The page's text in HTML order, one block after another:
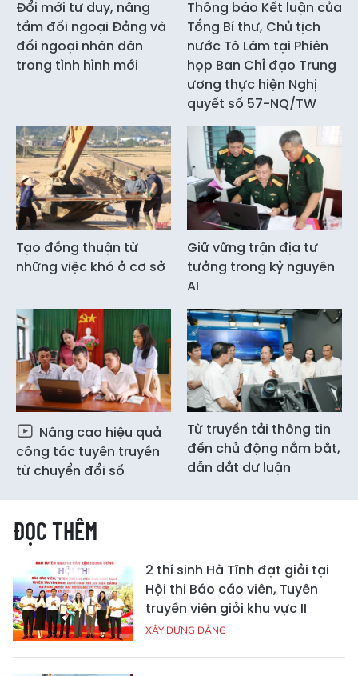
Đổi mới tư duy, nâng
tầm đối ngoại Đảng và
đối ngoại nhân dân
trong tình hình mới
Thông báo Kết luận của
Tổng Bí thư, Chủ tịch
nước Tô Lâm tại Phiên
họp Ban Chỉ đạo Trung
ương thực hiện Nghị
quyết số 57-NQ/TW
Tạo đồng thuận từ
những việc khó ở cơ sở
Giữ vững trận địa tư
tưởng trong kỷ nguyên
AI
Nâng cao hiệu quả
công tác tuyên truyền
từ chuyển đổi số
Từ truyền tải thông tin
đến chủ động nắm bắt,
dẫn dắt dư luận
ĐỌC THÊM
2 thí sinh Hà Tĩnh đạt giải tại
Hội thi Báo cáo viên, Tuyên
truyền viên giỏi khu vực II
XÂY DỰNG ĐẢNG